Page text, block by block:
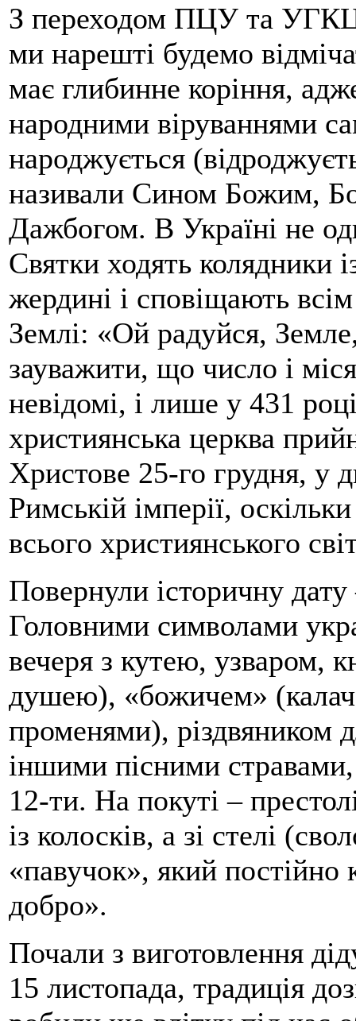
З переходом ПЦУ та УГКЦ
ми нарешті будемо
має глибинне коріння,
народними віруваннями
народжується
називали Сином Божим,
Дажбогом. В Україні не
Святки ходять колядники
жердині і сповіщають
Землі: «Ой радуйся,
зауважити, що число і
невідомі, і лише у 431
християнська церква
Христове 25-го грудня, у
Римській імперії,
всього християнського
Повернули історичну
Головними символами
вечеря з кутею, узваром,
душею), «божичем»
променями), різдвяником
іншими пісними
12-ти. На покуті –
із колосків, а зі стелі
«павучок», який постійно
добро».
Почали з виготовлення
15 листопада, традиція